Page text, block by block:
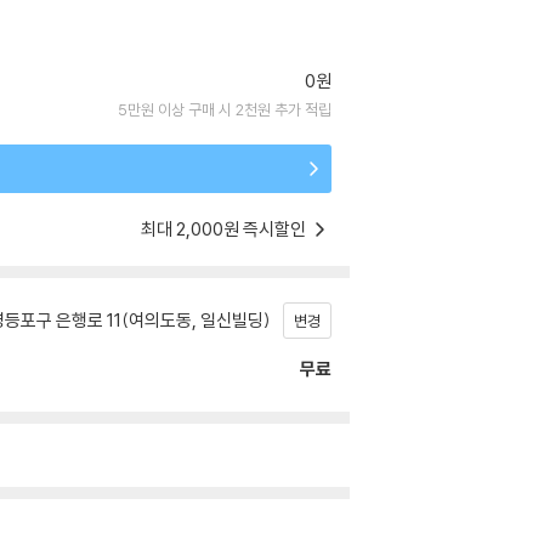
0원
5만원 이상 구매 시 2천원 추가 적립
최대 2,000원 즉시할인
포구 은행로 11(여의도동, 일신빌딩) 변경
무료